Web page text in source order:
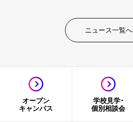
ニュース一覧へ
オープン
キャンパス
学校見学・
個別相談会